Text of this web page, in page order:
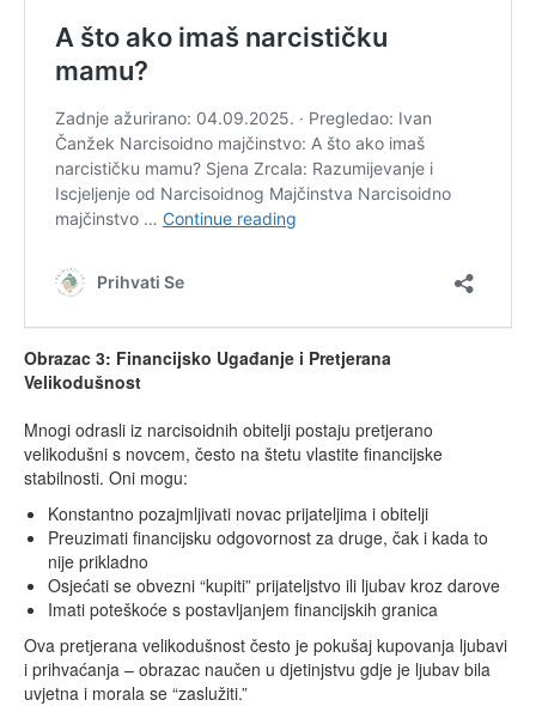
Obrazac 3: Financijsko Ugađanje i Pretjerana
Velikodušnost
Mnogi odrasli iz narcisoidnih obitelji postaju pretjerano
velikodušni s novcem, često na štetu vlastite financijske
stabilnosti. Oni mogu:
Konstantno pozajmljivati novac prijateljima i obitelji
Preuzimati financijsku odgovornost za druge, čak i kada to
nije prikladno
Osjećati se obvezni “kupiti” prijateljstvo ili ljubav kroz darove
Imati poteškoće s postavljanjem financijskih granica
Ova pretjerana velikodušnost često je pokušaj kupovanja ljubavi
i prihvaćanja – obrazac naučen u djetinjstvu gdje je ljubav bila
uvjetna i morala se “zaslužiti.”